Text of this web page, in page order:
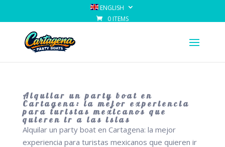
ENGLISH
0 ITEMS
Alquilar un party boat en
Cartagena: la mejor experiencia
para turistas mexicanos que
quieren ir a las islas
Alquilar un party boat en Cartagena: la mejor
experiencia para turistas mexicanos que quieren ir